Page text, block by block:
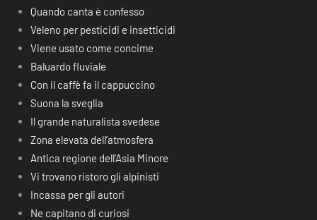
Quando canta è confesso
Veleno per pesticidi e insetticidi
Viene usato come concime
Baluardo fluviale
Con il caffè fa il cappuccino
Suona la sveglia
Il grande naturalista svedese
Zona elevata dell’atmosfera
Antica regione dell’Asia Minore
Vi trovano ristoro gli alpinisti
Incassa per gli autori
Ne capitano di curiosi